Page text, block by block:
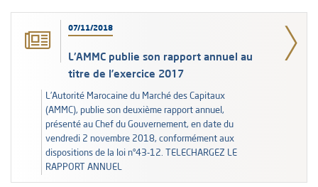
07/11/2018
L'AMMC publie son rapport annuel au
titre de l’exercice 2017
L’Autorité Marocaine du Marché des Capitaux
(AMMC), publie son deuxième rapport annuel,
présenté au Chef du Gouvernement, en date du
vendredi 2 novembre 2018, conformément aux
dispositions de la loi n°43-12. TELECHARGEZ LE
RAPPORT ANNUEL